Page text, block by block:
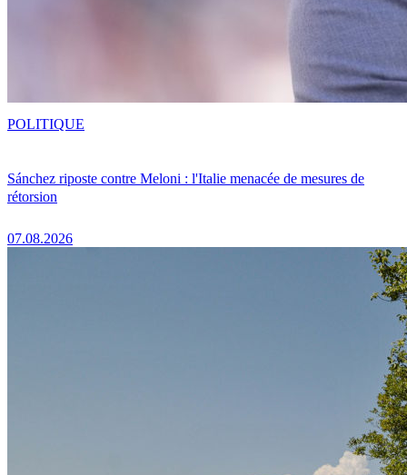
Sánchez riposte contre Meloni : l'Italie menacée de mesures de
rétorsion
07.08.2026
POLITIQUE